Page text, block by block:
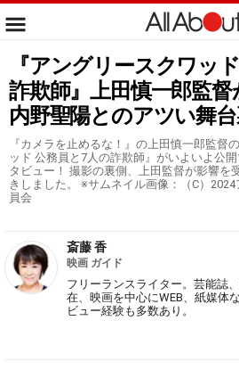
『アングリースクワッ
詐欺師』上田慎一郎監督
内野聖陽とのアツい舞
『カメラを止めるな！』の上田慎一郎監督
ッド 公務員と7人の詐欺師』がいよいよ公
タビュー！ 撮影の裏側、上田監督が影響を
きしました。 ※サムネイル画像：（C）
員会
斎藤 香
映画 ガイド
フリーランスライター。芸能誌
在、映画を中心にWEB、紙媒体
ビュー経験も多数あり。